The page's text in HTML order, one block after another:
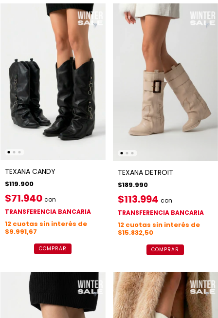
TEXANA CANDY
$119.900
$71.940 con
TRANSFERENCIA BANCARIA
12 cuotas sin interés de
$9.991,67
COMPRAR
TEXANA DETROIT
$189.990
$113.994 con
TRANSFERENCIA BANCARIA
12 cuotas sin interés de
$15.832,50
COMPRAR